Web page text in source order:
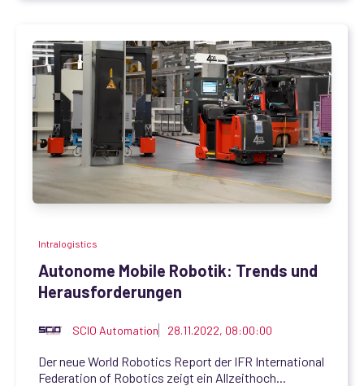
Intralogistics
Autonome Mobile Robotik: Trends und
Herausforderungen
SCIO Automation 28.11.2022, 08:00:00
Der neue World Robotics Report der IFR International
Federation of Robotics zeigt ein Allzeithoch...